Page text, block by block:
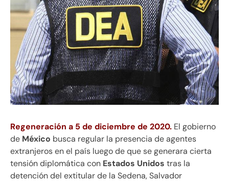
Regeneración a 5 de diciembre de 2020. El gobierno
de México busca regular la presencia de agentes
extranjeros en el país luego de que se generara cierta
tensión diplomática con Estados Unidos tras la
detención del extitular de la Sedena, Salvador